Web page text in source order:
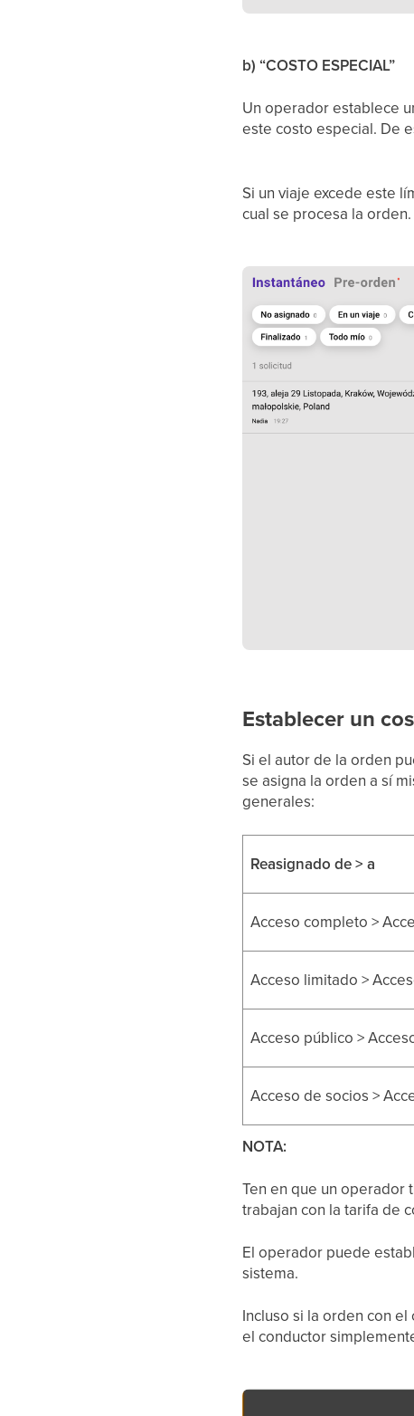
b) “COSTO ESPECIAL”
Un operador establece
este costo especial. De
Si un viaje excede este
cual se procesa la orden.
Establecer un
Si el autor de la orden
se asigna la orden a sí
generales:
Reasignado de > a
Acceso completo >
Acceso limitado >
Acceso público >
Acceso de socios >
NOTA:
Ten en que un operador
trabajan con la tarifa de
El operador puede
sistema.
Incluso si la orden con
el conductor